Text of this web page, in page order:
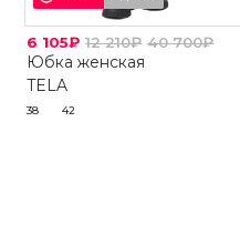
6 105₽ 12 210₽ 40 700₽
Юбка женская
TELA
38 42